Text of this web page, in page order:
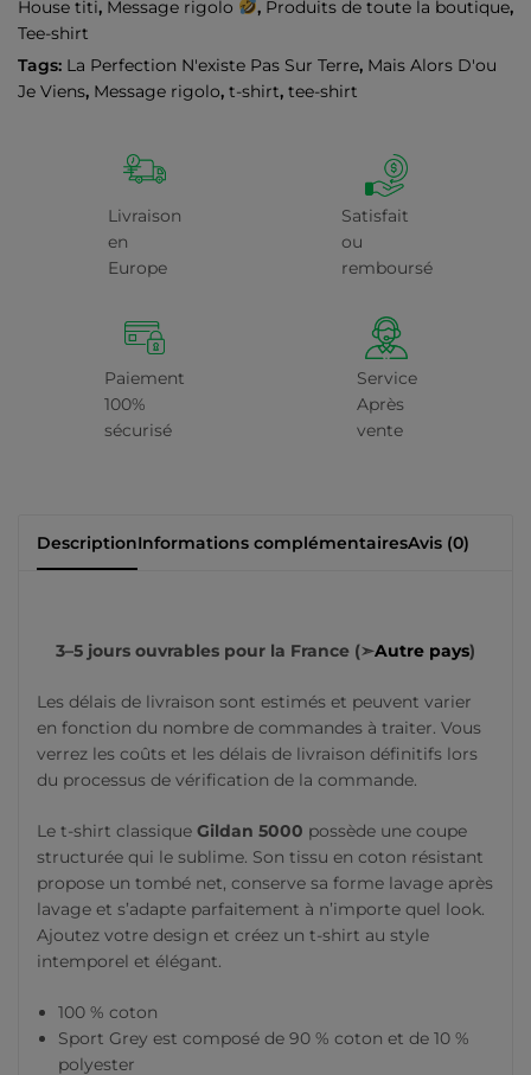
House titi, Message rigolo , Produits de toute la boutique,
Tee-shirt
Tags: La Perfection N'existe Pas Sur Terre, Mais Alors D'ou
Je Viens, Message rigolo, t-shirt, tee-shirt
Livraison
en
Europe
Satisfait
ou
remboursé
Paiement
100%
sécurisé
Service
Après
vente
DescriptionInformations complémentairesAvis (0)
3–5 jours ouvrables pour la France (➣Autre pays)
Les délais de livraison sont estimés et peuvent varier
en fonction du nombre de commandes à traiter. Vous
verrez les coûts et les délais de livraison définitifs lors
du processus de vérification de la commande.
Le t-shirt classique Gildan 5000 possède une coupe
structurée qui le sublime. Son tissu en coton résistant
propose un tombé net, conserve sa forme lavage après
lavage et s’adapte parfaitement à n’importe quel look.
Ajoutez votre design et créez un t-shirt au style
intemporel et élégant.
100 % coton
Sport Grey est composé de 90 % coton et de 10 %
polyester